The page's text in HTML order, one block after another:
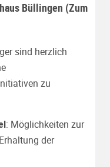
Büllingen (Zum
sind herzlich
zu
: Möglichkeiten zur
der